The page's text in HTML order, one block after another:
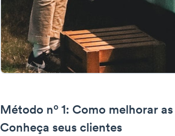
Método nº 1: Como melhorar
Conheça seus clientes